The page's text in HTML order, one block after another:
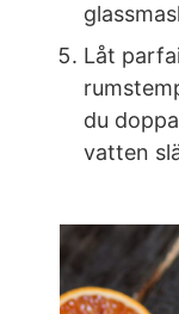
Låt
du
vatten